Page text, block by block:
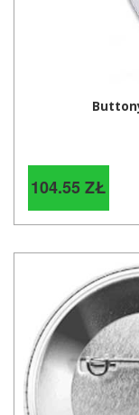
104.55 ZŁ